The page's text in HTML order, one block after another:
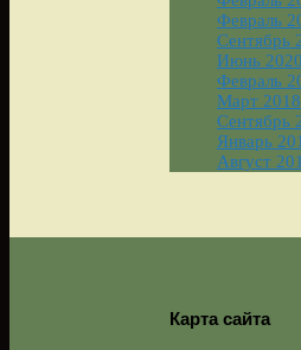
Февраль
Сентябрь
Июнь 2020
Февраль
Март 2018
Сентябрь
Январь
Август
Карта сайта